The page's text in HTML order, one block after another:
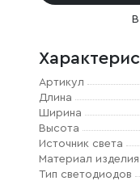
Артикул
Длина
Ширина
Высота
Источник света
Материал изделия
Тип светодиодов